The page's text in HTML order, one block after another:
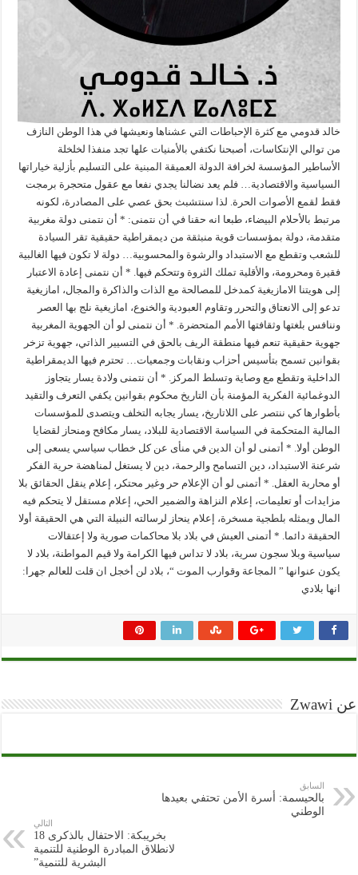
خالد قدومي مع كثرة الإحباطات التي عشناها ونعيشها في هذا الوطن النازف
من توالي الإنتكاسات، أصبحنا نكتفي بالأمنيات علها تجد منفذا لخلخلة
الأساطير المؤسسة لخرافة الدولة العميقة المبنية على التسليم بأزلية خياراتها
السياسية والاقتصادية… فلم يعد نضالنا يجدي نفعا مع عقول متحجرة برمجت
فقط لقمع الأصوات الحرة. لذا سنتشبث بحق عصي على المصادرة، لكونه
مرتبط بالأحلام البيضاء، طبعا انه حقنا في أن نتمنى: * أن نتمنى دولة مغربية
متقدمة، دولة بمؤسسات قوية منبثقة من ديمقراطية حقيقية تقر السيادة
للشعب وتقطع مع الاستبداد والرشوة والمحسوبية… دولة لا تكون فيها الغالبية
فقيرة ومحرومة، والأقلية تملك الثروة وتتحكم فيها. * أن نتمنى إعادة الاعتبار
إلى هويتنا الامازيغية كمدخل للمصالحة مع الذات والذاكرة والمجال، امازيغية
تدعو إلى الانعتاق والتحرر وتقاوم العبودية والخنوع، امازيغية نلج بها العصر
وننافس بلغتها وثقافتها الأمم المتحضرة. * أن نتمنى لو أن الجهوية المغربية
جهوية حقيقية تنعم فيها منطقة الريف بالحق في التسيير الذاتي، جهوية تزخر
بقوانين تسمح بتأسيس أحزاب ونقابات وجمعيات… تحترم فيها الديمقراطية
الداخلية وتقطع مع وصاية وتسلط المركز. * أن نتمنى ولادة يسار يتجاوز
الدوغمائية الفكرية المؤمنة بأن التاريخ محكوم بقوانين يكفي التعرف والتقيد
بأطوارها كي ننتصر على اللاتاريخ، يسار يجابه التخلف ويتصدى للمؤسسات
المالية المتحكمة في السياسة الاقتصادية للبلاد، يسار مكافح ومنحاز لقضايا
الوطن أولا. * أتمنى لو أن الدين في منأى عن كل خطاب سياسي يسعى إلى
شرعنة الاستبداد، دين التسامح والرحمة، دين لا يستغل لمناهضة حرية الفكر
أو محاربة العقل. * أتمنى لو أن الإعلام حر وغير محتكر، إعلام ينقل الحقائق بلا
مزايدات أو تعليمات، إعلام النزاهة والضمير الحي، إعلام مستقل لا يتحكم فيه
المال ويمثله بلطجية مسخرة، إعلام ينحاز لرسالته النبيلة التي هي الحقيقة أولا
الحقيقة دائما. * أتمنى العيش في بلاد بلا محاكمات صورية ولا إعتقالات
سياسية وبلا سجون سرية، بلاد لا تداس فيها الكرامة ولا قيم المواطنة، بلاد لا
يكون عنوانها ” المجاعة وقوارب الموت “، بلاد لن أخجل ان قلت للعالم جهرا:
انها بلادي
عن Zwawi
السابق
بالحيسمة: أسرة الأمن تحتفي بعيدها
الوطني
التالي
بخريبكة: الاحتفال بالذكرى 18
لانطلاق المبادرة الوطنية للتنمية
البشرية للتنمية”